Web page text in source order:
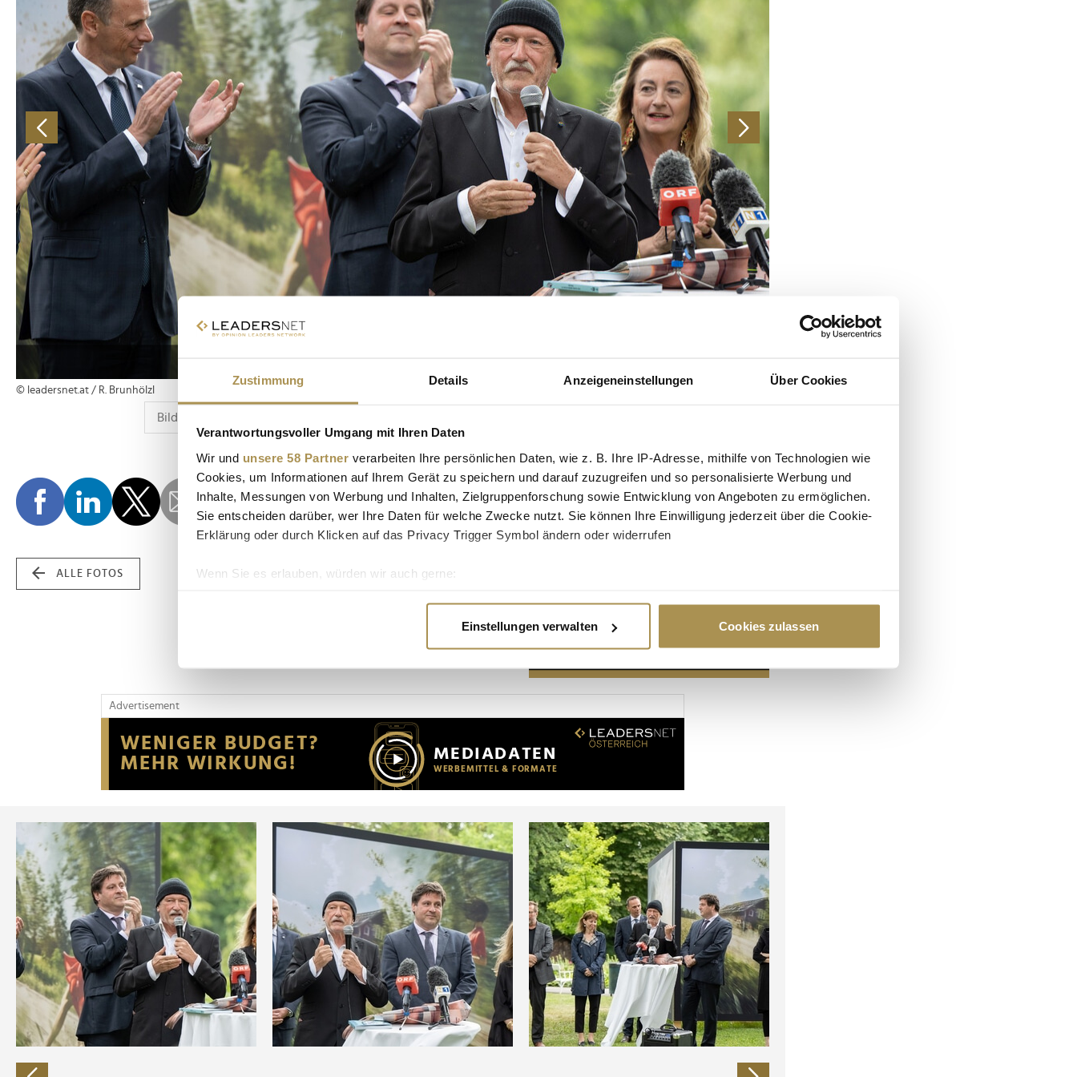
Zustimmung Details Anzeigeneinstellungen Über Cookies
Verantwortungsvoller Umgang mit Ihren Daten
Wir und unsere 58 Partner verarbeiten Ihre persönlichen Daten, wie z. B. Ihre IP-Adresse, mithilfe von Technologien wie
Cookies, um Informationen auf Ihrem Gerät zu speichern und darauf zuzugreifen und so personalisierte Werbung und
Inhalte, Messungen von Werbung und Inhalten, Zielgruppenforschung sowie Entwicklung von Angeboten zu ermöglichen.
Sie entscheiden darüber, wer Ihre Daten für welche Zwecke nutzt. Sie können Ihre Einwilligung jederzeit über die Cookie-
Erklärung oder durch Klicken auf das Privacy Trigger Symbol ändern oder widerrufen
Wenn Sie es erlauben, würden wir auch gerne:
Erfahren Sie mehr darüber, wie Ihre persönlichen Daten verarbeitet werden, und legen Sie Ihre Präferenzen im
Wir verwenden Cookies, um Inhalte und Anzeigen zu personalisieren, Funktionen für soziale Medien anbieten zu können
Website an unsere Partner für soziale Medien, Werbung und Analysen weiter. Unsere Partner führen diese Informationen
möglicherweise mit weiteren Daten zusammen, die Sie ihnen bereitgestellt haben oder die sie im Rahmen Ihrer Nutzung
der Dienste gesammelt haben.
Einstellungen verwalten Cookies zulassen
© leadersnet.at / R. Brunhölzl
ALLE FOTOS
Advertisement
Advertisement